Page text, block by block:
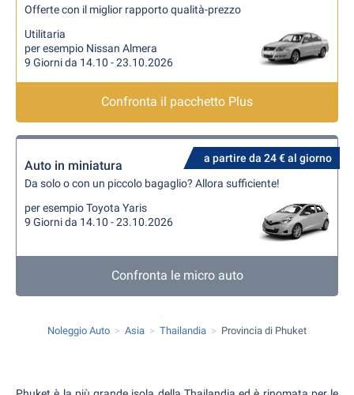
Offerte con il miglior rapporto qualità-prezzo
Utilitaria
per esempio Nissan Almera
9 Giorni da 14.10 - 23.10.2026
Confronta il pacchetto Plus
a partire da 24 € al giorno
Auto in miniatura
Da solo o con un piccolo bagaglio? Allora sufficiente!
per esempio Toyota Yaris
9 Giorni da 14.10 - 23.10.2026
Confronta le micro auto
Noleggio Auto Asia Thailandia Provincia di Phuket